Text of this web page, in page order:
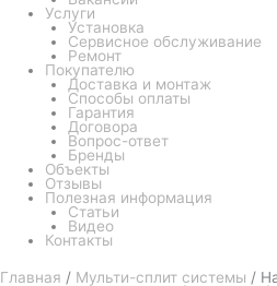
Услуги
Установка
Сервисное обслуживание
Ремонт
Покупателю
Доставка и монтаж
Способы оплаты
Гарантия
Договора
Вопрос-ответ
Бренды
Объекты
Отзывы
Полезная информация
Статьи
Видео
Контакты
Главная / Мульти-сплит системы /